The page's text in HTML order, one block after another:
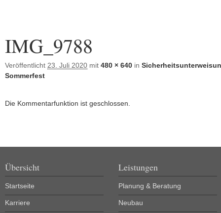
IMG_9788
Veröffentlicht 23. Juli 2020 mit 480 × 640 in
Sommerfest
Die Kommentarfunktion ist geschlossen.
Übersicht
Startseite
Karriere
Leistungen
Planung & Beratung
Neubau